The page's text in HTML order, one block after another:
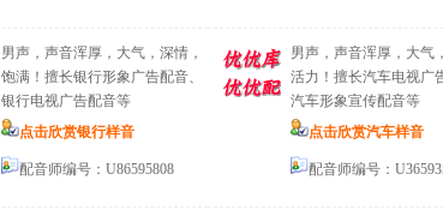
男声，声音浑厚，大气，深情，
饱满！擅长银行形象广告配音、
银行电视广告配音等
点击欣赏银行样音
配音师编号：U86595808
男声，声音浑厚，大气
活力！擅长汽车电视广
汽车形象宣传配音等
点击欣赏汽车样音
配音师编号：